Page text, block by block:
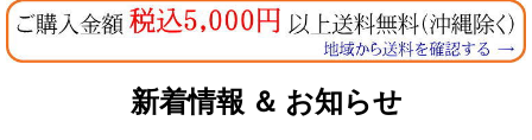
新着情報 ＆ お知らせ